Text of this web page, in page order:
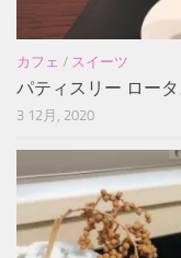
カフェ / スイーツ
パティスリー ロー
3 12月, 2020